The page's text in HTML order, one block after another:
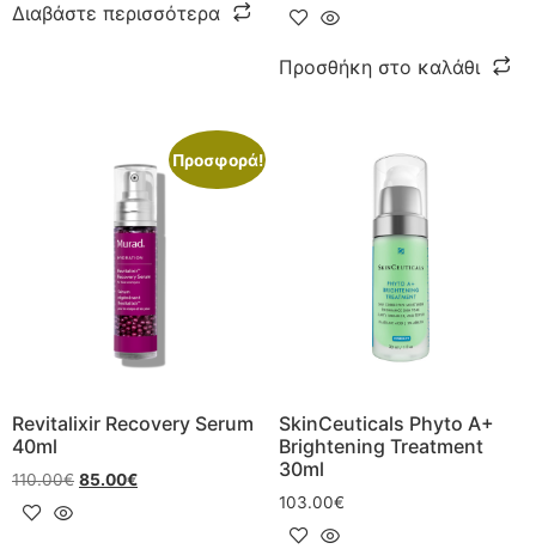
Διαβάστε περισσότερα
Προσθήκη στο καλάθι
Προσφορά!
Revitalixir Recovery Serum
40ml
110.00€ 85.00€
SkinCeuticals Phyto A+
Brightening Treatment
30ml
103.00€